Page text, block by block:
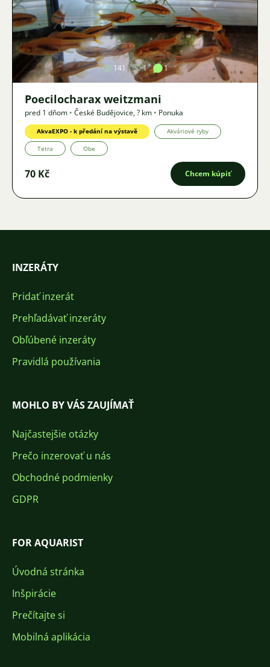
Obrázok
141 1 1
Poecilocharax weitzmani
pred 1 dňom • České Budějovice,? km • Ponuka
AkvaEXPO - k předání na výstavě Akváriové ryby
Tetra Obe
70 Kč Chcem kúpiť
INZERÁTY
Pridať inzerát
Prehľadávať inzeráty
Obľúbené inzeráty
Pravidlá používania
MOHLO BY VÁS ZAUJÍMAŤ
Najčastejšie otázky
Prečo inzerovať u nás
Obchodné podmienky
GDPR
FOR AQUARIST
Úvodná stránka
Inšpirácie
Prečítajte si
Mobilná aplikácia